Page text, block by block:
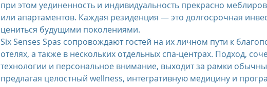
при этом уединенность и индивидуальность прекрасно
или апартаментов. Каждая резиденция — это долгосрочная
цениться будущими поколениями.
Six Senses Spas сопровождают гостей на их личном пути к
отелях, а также в нескольких отдельных спа-центрах. Подход,
технологии и персональное внимание, выходит за рамки
предлагая целостный wellness, интегративную медицину и